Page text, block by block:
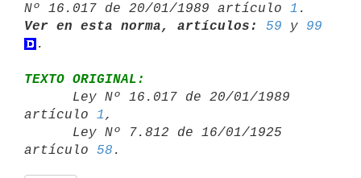
Nº 16.017 de 20/01/1989 artículo 1
Ver en esta norma, artículos:
59 y 99
TEXTO ORIGINAL:
artículo 1 ,
artículo 58